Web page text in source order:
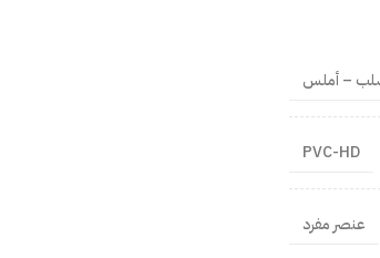
– أملس
PVC-HD
عنصر مفرد